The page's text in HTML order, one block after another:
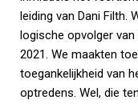
leiding van Dani Filth.
logische opvolger van
2021. We maakten
toegankelijkheid van
optredens. Wel, die